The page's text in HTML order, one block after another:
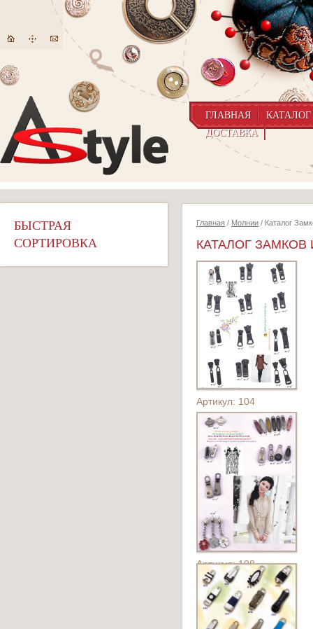
ГЛАВНАЯ
КАТАЛОГ
ДОСТАВКА
БЫСТРАЯ
СОРТИРОВКА
Главная / Молнии / Каталог
КАТАЛОГ ЗАМКОВ
Артикул: 104
Артикул: 108